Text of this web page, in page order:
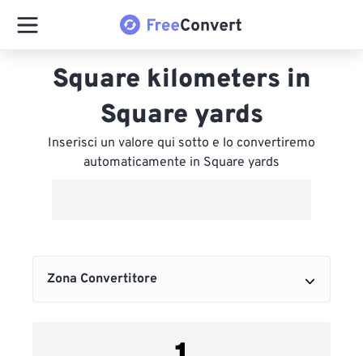
Square kilometers in
Square yards
Inserisci un valore qui sotto e lo convertiremo
automaticamente in Square yards